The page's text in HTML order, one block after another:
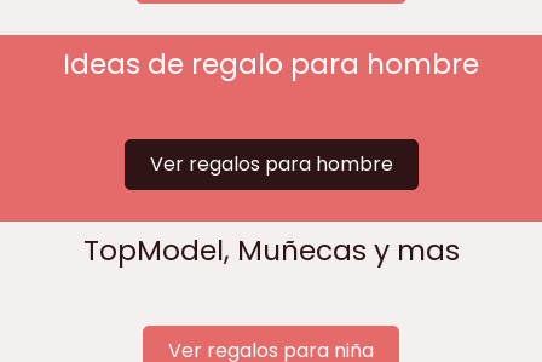
Ideas de regalo para hombre
Ver regalos para hombre
TopModel, Muñecas y mas
Ver regalos para niña